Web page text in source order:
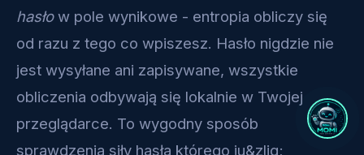
hasłow pole wynikowe - entropia obliczy się
od razu z tego co wpiszesz. Hasło nigdzie nie
jest wysyłane ani zapisywane, wszystkie
obliczenia odbywają się lokalnie w Twojej
przeglądarce. To wygodny sposób
sprawdzenia siły hasła którego ju&zlig;